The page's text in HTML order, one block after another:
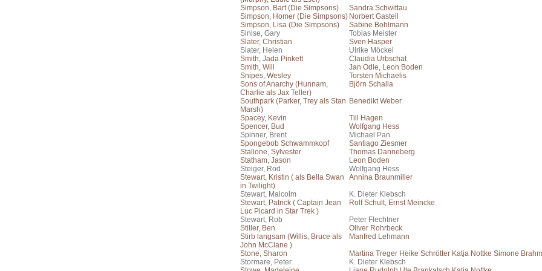
Simpson, Bart (Die Simpsons)
Sandra Schwittau
Simpson, Homer (Die Simpsons) Norbert Gastell
Simpson, Lisa (Die Simpsons)
Sabine Bohlmann
Sinise, Gary
Tobias Meister
Slater, Christian
Sven Hasper
Slater, Helen
Ulrike Möckel
Smith, Jada Pinkett
Claudia Urbschat
Smith, Will
Jan Odle, Leon Boden
Snipes, Wesley
Torsten Michaelis
Sons of Anarchy (Hunnam,
Charlie als Jax Teller)
Björn Schalla
Southpark (Parker, Trey als Stan
Marsh)
Benedikt Weber
Spacey, Kevin
Till Hagen
Spencer, Bud
Wolfgang Hess
Spinner, Brent
Michael Pan
Spongebob Schwammkopf
Santiago Ziesmer
Stallone, Sylvester
Thomas Danneberg
Statham, Jason
Leon Boden
Steiger, Rod
Wolfgang Hess
Stewart, Kristin ( als Bella Swan
in Twilight)
Annina Braunmiller
Stewart, Malcolm
K. Dieter Klebsch
Stewart, Patrick ( Captain Jean
Luc Picard in Star Trek )
Rolf Schult, Ernst Meincke
Stewart, Rob
Peter Flechtner
Stiller, Ben
Oliver Rohrbeck
Stirb langsam (Willis, Bruce als
John McClane )
Manfred Lehmann
Stone, Sharon
Martina Treger Heike Schrötter Katja Nottke Simone
Stormare, Peter
K. Dieter Klebsch